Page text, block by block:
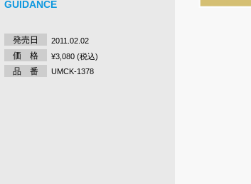
GUIDANCE
発売日 2011.02.02
価 格 ¥3,080 (税込)
品 番 UMCK-1378